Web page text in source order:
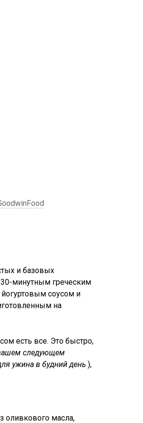
и базовых
30-минутным греческим
соусом и
на
есть все. Это быстро,
следующем
ужина в будний день ),
оливкового масла,